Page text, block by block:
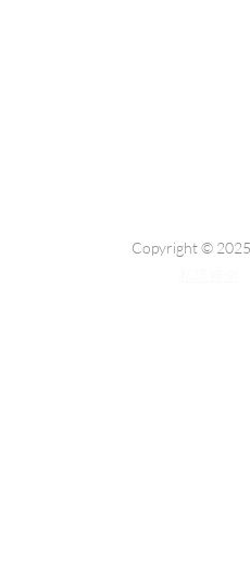
Copyright © 2025